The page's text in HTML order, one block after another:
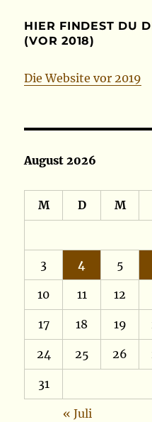
HIER FINDEST DU
(VOR 2018)
Die Website vor 2019
August 2026
M D M
3 4 5
10 11 12
17 18 19
24 25 26
31
« Juli